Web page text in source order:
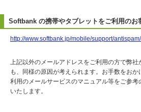
Softbank の携帯やタブレットをご利用のお
http://www.softbank.jp/mobile/support/
上記以外のメールアドレスをご利用の方で弊
も、同様の原因が考えられます。お手数をお
利用のメールサービスのマニュアル等をご参
いたします。